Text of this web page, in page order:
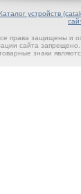
Каталог устройств
права защищены и
сайта
знаки